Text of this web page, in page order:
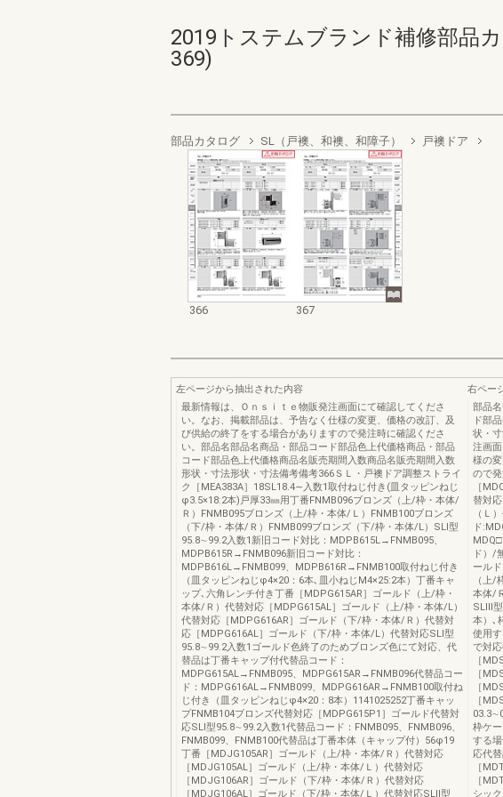
2019トステムブランド補修部品
369)
部品カタログ SL（戸襖、和襖、和障子） 戸襖ドア
366 367
左ページから抽出された内容
最新情報は、Ｏｎｓｉｔｅ物販発注画面にて確認してくださ
い。なお、掲載部品は、予告なく仕様の変更、価格の改訂、及
び供給の終了をする場合がありますので発注時に確認くださ
い。部品名部品名商品・部品コード部品色上代価格商品・部品
コード部品色上代価格商品名販売期間入数商品名販売期間入数
形状・寸法形状・寸法備考備考366ＳＬ・戸襖ドア調整ストライ
ク［MEA383A］18SL18.4∼入数1取付ねじ付き(皿タッピンねじ
φ3.5×18:2本)戸厚33㎜用丁番FNMB096ブロンズ（上/枠・本体/
Ｒ）FNMB095ブロンズ（上/枠・本体/Ｌ）FNMB100ブロンズ
（下/枠・本体/Ｒ）FNMB099ブロンズ（下/枠・本体/L）SLⅠ型
95.8∼99.2入数1新旧コード対比：MDPB615L→FNMB095、
MDPB615R→FNMB096新旧コード対比：
MDPB616L→FNMB099、MDPB616R→FNMB100取付ねじ付き
（皿タッピンねじφ4×20：6本､皿小ねじM4×25:2本）丁番キャ
ップ､六角レンチ付き丁番［MDPG615AR］ゴールド（上/枠・
本体/Ｒ）代替対応［MDPG615AL］ゴールド（上/枠・本体/L）
代替対応［MDPG616AR］ゴールド（下/枠・本体/Ｒ）代替対
応［MDPG616AL］ゴールド（下/枠・本体/L）代替対応SLⅠ型
95.8∼99.2入数1ゴールド色終了のためブロンズ色にて対応、代
替品は丁番キャップ付代替品コード：
MDPG615AL→FNMB095、MDPG615AR→FNMB096代替品コー
ド：MDPG616AL→FNMB099、MDPG616AR→FNMB100取付ね
じ付き（皿タッピンねじφ4×20：8本）1141025252丁番キャッ
プFNMB104ブロンズ代替対応［MDPG615P1］ゴールド代替対
応SLⅠ型95.8∼99.2入数1代替品コード：FNMB095、FNMB096、
FNMB099、FNMB100代替品は丁番本体（キャップ付）56φ19
丁番［MDJG105AR］ゴールド（上/枠・本体/Ｒ）代替対応
［MDJG105AL］ゴールド（上/枠・本体/Ｌ）代替対応
［MDJG106AR］ゴールド（下/枠・本体/Ｒ）代替対応
［MDJG106AL］ゴールド（下/枠・本体/Ｌ）代替対応SLⅡ型
右ペー
部品
ド部
状・
注画
様の
ので
［
替対
（Ｌ
ド
ド）/
ール
（上/
本体/
SLⅢ
本）､
使用
で対
［
［
［
［
枠ケ
する
応代
［
［
シッ